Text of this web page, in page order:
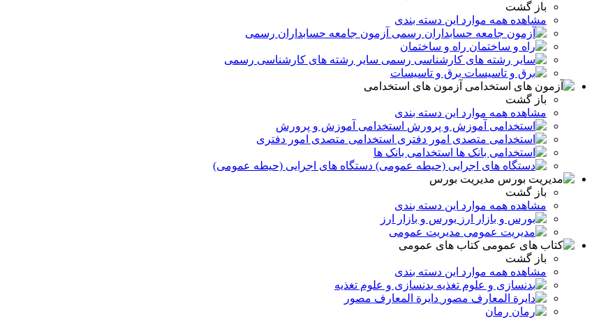
باز گشت
مشاهده همه موارد این دسته بندی
آزمون جامعه حسابداران رسمی
راه و ساختمان
سایر رشته های کارشناسی رسمی
برق و تاسيسات
آزمون های استخدامی
باز گشت
مشاهده همه موارد این دسته بندی
استخدامی آموزش و پرورش
استخدامی متصدی امور دفتری
استخدامی بانک ها
دستگاه های اجرایی (حیطه عمومی)
مدیریت بورس
باز گشت
مشاهده همه موارد این دسته بندی
بورس و بازار ارز
مدیریت عمومی
کتاب های عمومی
باز گشت
مشاهده همه موارد این دسته بندی
بدنسازی و علوم تغذیه
دایرة المعارف مصور
رمان